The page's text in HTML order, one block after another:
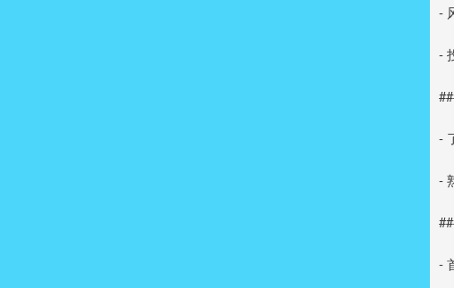
-
-
-
-
-